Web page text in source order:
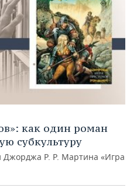
как один роман
субкультуру
Р. Р. Мартина «Игра